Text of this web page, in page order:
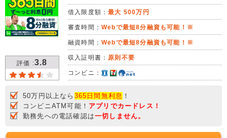
評価 :3.8
借入限度額：最大 500万円
審査時間： Webで最短8分融資も可能！※
融資時間： Webで最短8分融資も可能！※
収入証明書： 原則不要
コンビニ：
50万円以上なら 365日間無利息 ！
コンビニATM可能！ アプリでカードレス！
勤務先への電話確認は一切しません。